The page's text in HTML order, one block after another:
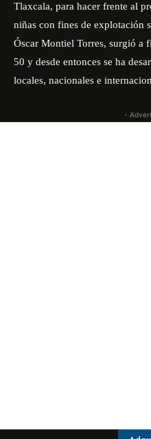
Tlaxcala, para hacer frente al
niñas con fines de explotación
Óscar Montiel Torres, surgió a
50 y desde entonces se ha
locales, nacionales e
-